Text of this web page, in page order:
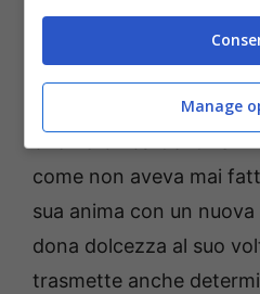
programmi di
“Buoni o Cattivi” e
durante quest’ultima
come non aveva mai
sua anima con un
dona dolcezza al suo
trasmette anche
Manage